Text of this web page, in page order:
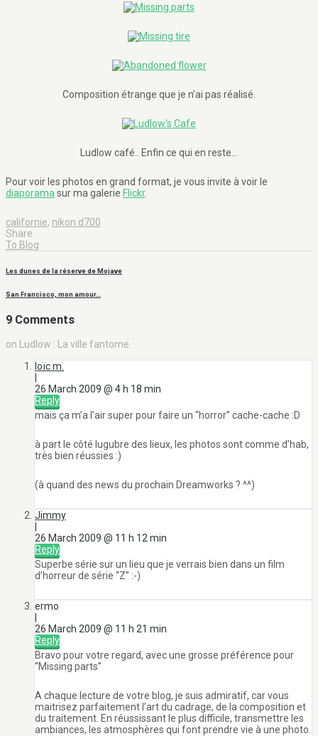
Composition étrange que je n’ai pas réalisé.
Ludlow café.. Enfin ce qui en reste…
Pour voir les photos en grand format, je vous invite à voir le
diaporama sur ma galerie Flickr.
californie, nikon d700
Share
To Blog
Les dunes de la réserve de Mojave
San Francisco, mon amour…
9 Comments
on Ludlow : La ville fantome.
loïc m.
26 March 2009 @ 4 h 18 min
Reply
mais ça m’a l’air super pour faire un “horror” cache-cache :D
à part le côté lugubre des lieux, les photos sont comme d’hab,
très bien réussies :)
(à quand des news du prochain Dreamworks ? ^^)
Jimmy
26 March 2009 @ 11 h 12 min
Reply
Superbe série sur un lieu que je verrais bien dans un film
d’horreur de série “Z” :-)
ermo
26 March 2009 @ 11 h 21 min
Reply
Bravo pour votre regard, avec une grosse préférence pour
“Missing parts”
A chaque lecture de votre blog, je suis admiratif, car vous
maitrisez parfaitement l’art du cadrage, de la composition et
du traitement. En réussissant le plus difficile, transmettre les
ambiances, les atmosphères qui font prendre vie à une photo.